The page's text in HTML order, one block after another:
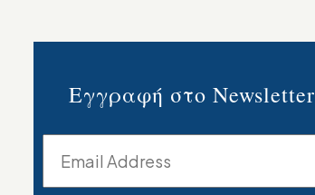
Εγγραφή στο Newsletter